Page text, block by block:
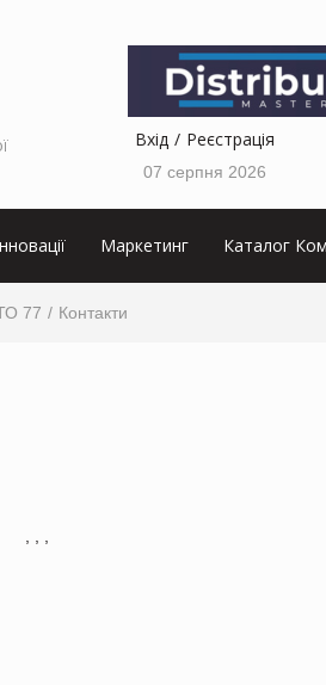
Вхід Реєстрація
07 серпня 2026
Маркетинг Каталог
77 Контакти